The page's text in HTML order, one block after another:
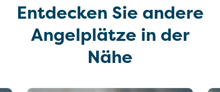
Entdecken Sie andere
Angelplätze in der
Nähe